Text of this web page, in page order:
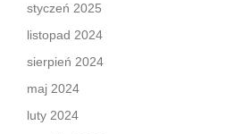
styczeń 2025
listopad 2024
sierpień 2024
maj 2024
luty 2024